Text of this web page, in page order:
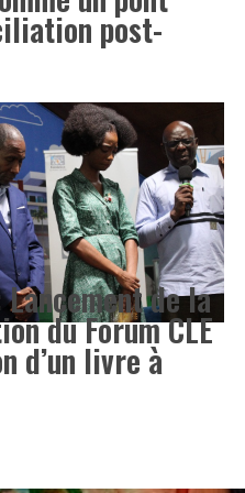
post-
de la
du Forum CLE
d’un livre à